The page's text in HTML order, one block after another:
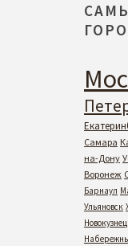
Самара
на-Дону
Воронеж
Барнаул
Ульяновск